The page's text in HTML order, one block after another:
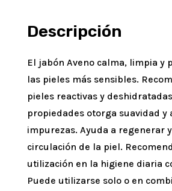
Descripción
El jabón Aveno calma, limpia y
las pieles más sensibles.
pieles reactivas y
propiedades otorga suavidad y
impurezas. Ayuda a regenerar
circulación de la piel.
utilización en la higiene diaria
Puede utilizarse solo o en